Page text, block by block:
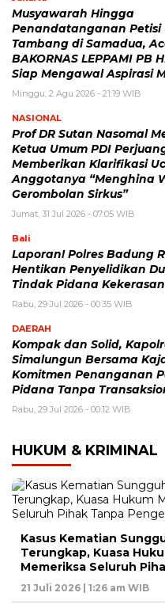
Musyawarah Hingga
Penandatanganan Petisi
Tambang di Samadua,
BAKORNAS LEPPAMI PB
Siap Mengawal Aspirasi
Minggu, 2 Agu 2026 - 21:19 WIB
NASIONAL
Prof DR Sutan Nasomal
Ketua Umum PDI
Memberikan Klarifikasi
Anggotanya “Menghina
Gerombolan Sirkus”
Jumat, 31 Jul 2026 - 07:05 WIB
Bali
Laporan! Polres Badung
Hentikan Penyelidikan
Tindak Pidana Kekerasan
Rabu, 29 Jul 2026 - 00:35 WIB
DAERAH
Kompak dan Solid,
Simalungun Bersama
Komitmen Penanganan
Pidana Tanpa
Rabu, 29 Jul 2026 - 00:12 WIB
HUKUM & KRIMINAL
Kasus Kematian
Terungkap, Kuasa
Memeriksa Seluruh
21 Juli 2026 | 1:26 am WIB